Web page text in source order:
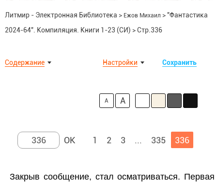
Литмир - Электронная Библиотека > Ежов Михаил >"Фантастика
2024-64". Компиляция. Книги 1-23 (СИ) >Стр.336
Содержание Сохранить
Настройки
A A
1 2 3 ... 335 336
Закрыв сообщение, стал осматриваться. Первая